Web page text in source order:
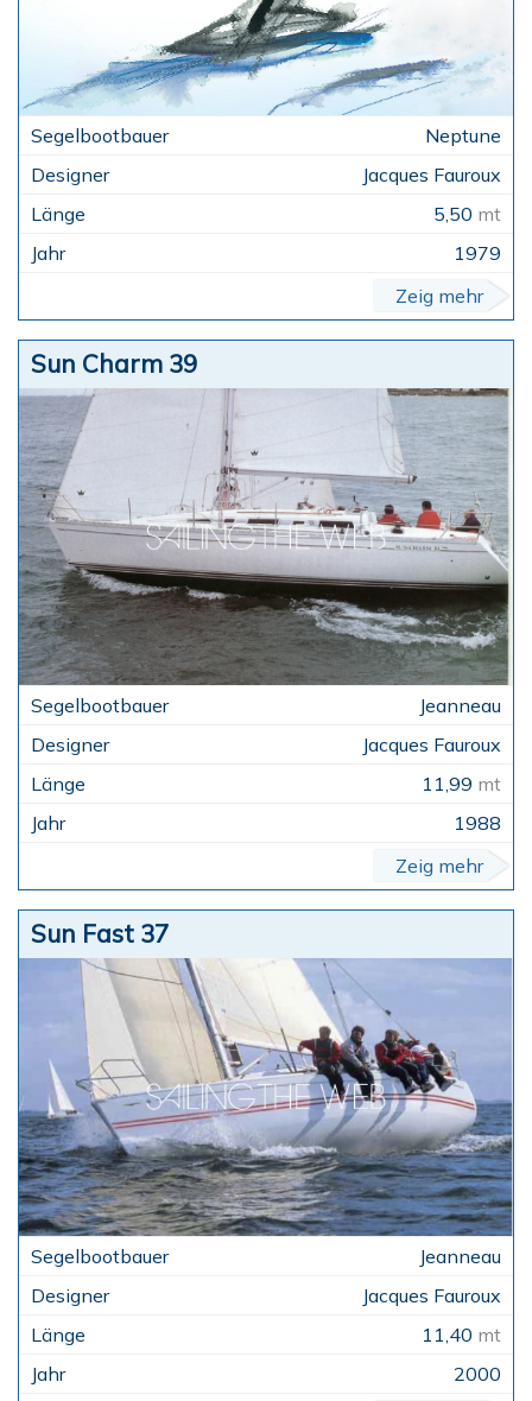
Neptune
Jacques Fauroux
5,50 mt
1979
Zeig mehr
Sun Charm 39
Jeanneau
Jacques Fauroux
11,99 mt
1988
Zeig mehr
Sun Fast 37
Jeanneau
Jacques Fauroux
11,40 mt
2000